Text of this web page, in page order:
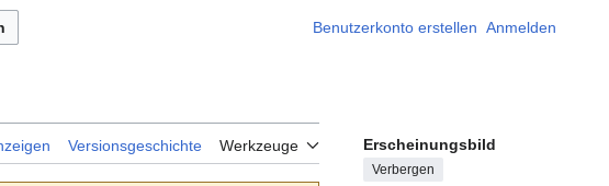
Benutzerkonto erstellen Anmelden
Versionsgeschichte Werkzeuge Erscheinungsbild
Verbergen